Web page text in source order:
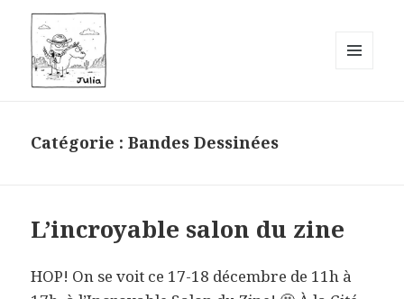
Dessinée
Catégorie :Bandes Dessinées
L’incroyable salon du zine
HOP! On se voit ce 17-18 décembre de 11h à